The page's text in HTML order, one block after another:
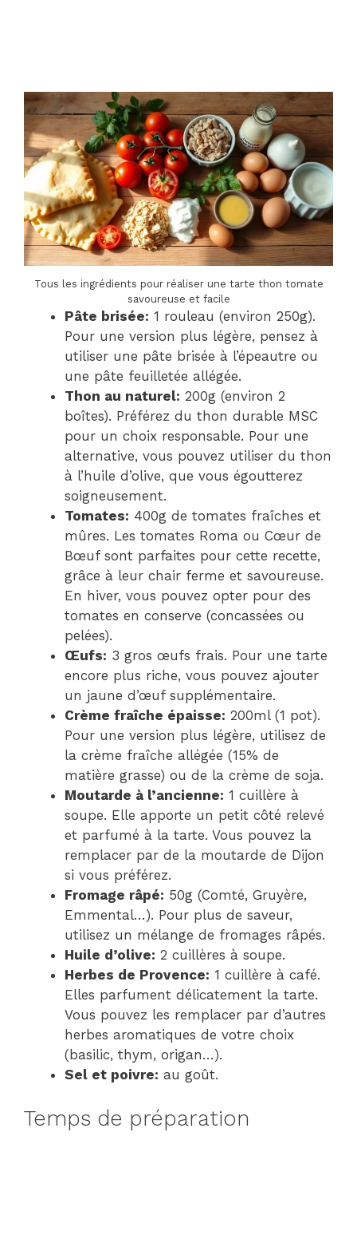
Tous les ingrédients pour réaliser une tarte thon tomate
savoureuse et facile
Pâte brisée: 1 rouleau (environ 250g).
Pour une version plus légère, pensez à
utiliser une pâte brisée à l’épeautre ou
une pâte feuilletée allégée.
Thon au naturel: 200g (environ 2
boîtes). Préférez du thon durable MSC
pour un choix responsable. Pour une
alternative, vous pouvez utiliser du thon
à l’huile d’olive, que vous égoutterez
soigneusement.
Tomates: 400g de tomates fraîches et
mûres. Les tomates Roma ou Cœur de
Bœuf sont parfaites pour cette recette,
grâce à leur chair ferme et savoureuse.
En hiver, vous pouvez opter pour des
tomates en conserve (concassées ou
pelées).
Œufs: 3 gros œufs frais. Pour une tarte
encore plus riche, vous pouvez ajouter
un jaune d’œuf supplémentaire.
Crème fraîche épaisse: 200ml (1 pot).
Pour une version plus légère, utilisez de
la crème fraîche allégée (15% de
matière grasse) ou de la crème de soja.
Moutarde à l’ancienne: 1 cuillère à
soupe. Elle apporte un petit côté relevé
et parfumé à la tarte. Vous pouvez la
remplacer par de la moutarde de Dijon
si vous préférez.
Fromage râpé: 50g (Comté, Gruyère,
Emmental…). Pour plus de saveur,
utilisez un mélange de fromages râpés.
Huile d’olive: 2 cuillères à soupe.
Herbes de Provence: 1 cuillère à café.
Elles parfument délicatement la tarte.
Vous pouvez les remplacer par d’autres
herbes aromatiques de votre choix
(basilic, thym, origan…).
Sel et poivre: au goût.
Temps de préparation